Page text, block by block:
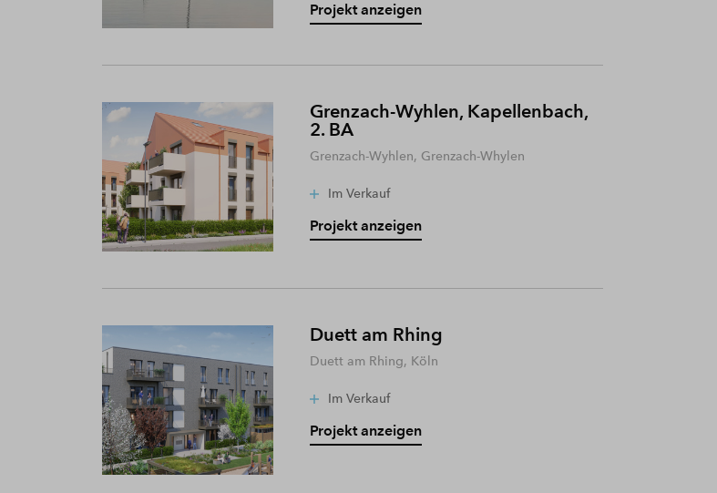
Projekt anzeigen
Grenzach-Wyhlen, Kapellenbach,
2. BA
Grenzach-Wyhlen, Grenzach-Whylen
Im Verkauf
Projekt anzeigen
Duett am Rhing
Duett am Rhing, Köln
Im Verkauf
Projekt anzeigen